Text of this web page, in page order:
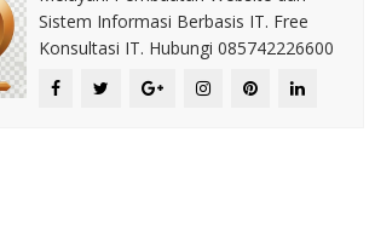
Sistem Informasi Berbasis IT. Free
Konsultasi IT. Hubungi 085742226600